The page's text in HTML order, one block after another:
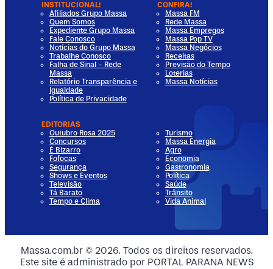
Media
Media
INSTITUCIONAL!
Afiliados Grupo Massa
Quem Somos
Expediente Grupo Massa
Fale Conosco
Notícias do Grupo Massa
Trabalhe Conosco
Falha de Sinal - Rede
Massa
Relatório Transparência e
Igualdade
Política de Privacidade
CONFIRA!
Massa FM
Rede Massa
Massa Empregos
Massa Pop TV
Massa Negócios
Receitas
Previsão do Tempo
Loterias
Massa Notícias
EDITORIAS
Outubro Rosa 2025
Concursos
É Bizarro
Fofocas
Segurança
Shows e Eventos
Televisão
Tá Barato
Tempo e Clima
Turismo
Massa Energia
Agro
Economia
Gastronomia
Política
Saúde
Trânsito
Vida Animal
Massa.com.br © 2026. Todos os direitos reservados.
Este site é administrado por PORTAL PARANA NEWS